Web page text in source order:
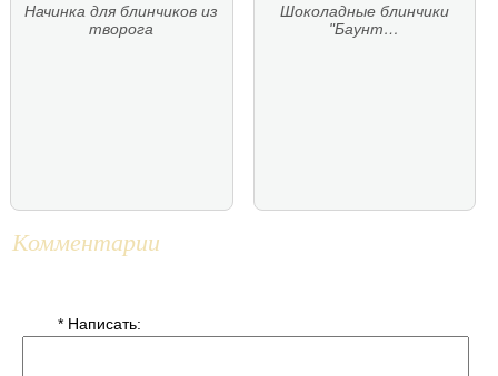
Начинка для блинчиков из
творога
Шоколадные блинчики
"Баунт…
Комментарии
* Написать: